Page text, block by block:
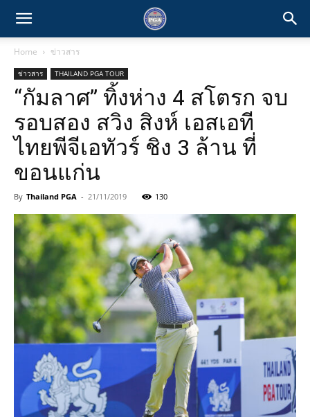
Home ข่าวสาร
ข่าวสาร THAILAND PGA TOUR
“กัมลาศ” ทิ้งห่าง 4 สโตรก จบ
รอบสอง สวิง สิงห์ เอสเอที
ไทยพีจีเอทัวร์ ชิง 3 ล้าน ที่
ขอนแก่น
By Thailand PGA - 21/11/2019 130